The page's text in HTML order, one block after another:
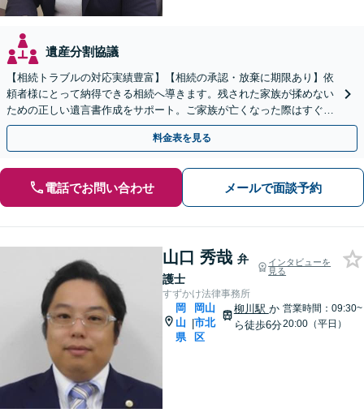
遺産分割協議
【相続トラブルの対応実績豊富】【相続の承認・放棄に期限あり】依
頼者様にとって納得できる相続へ導きます。残された家族が揉めない
ための正しい遺言書作成をサポート。ご家族が亡くなった際はすぐに
弁護士に相談を！【安心の費用設計】【岡山駅徒歩10分】
料金表を見る
電話でお問い合わせ メールで面談予約
山口 秀哉 弁
護士
インタビューを
見る
すずかけ法律事務所
岡
山
県
|
岡山
市北
区
柳川駅 か
ら徒歩6分
営業時間：09:30~
20:00（平日）